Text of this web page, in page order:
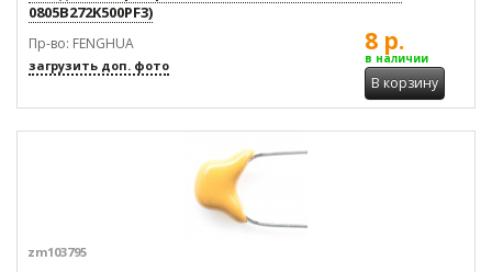
0805B272K500PF3)
Пр-во: FENGHUA
загрузить доп. фото
8 р.
в наличии
В корзину
zm103795